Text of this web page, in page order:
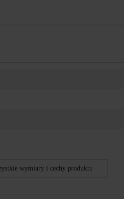
wymiary i cechy produktu